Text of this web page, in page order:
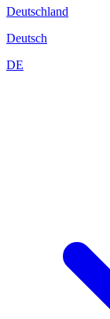
Deutschland
Deutsch
DE